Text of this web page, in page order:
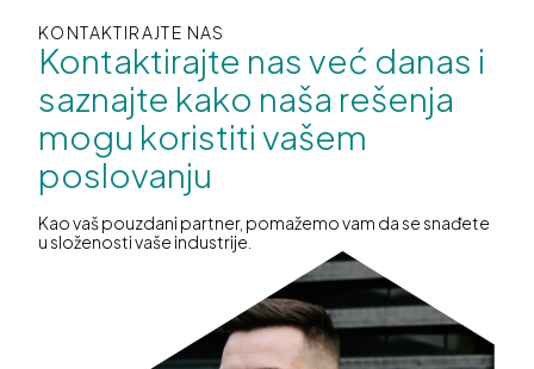
KONTAKTIRAJTE NAS
Kontaktirajte nas već danas i
saznajte kako naša rešenja
mogu koristiti vašem
poslovanju
Kao vaš pouzdani partner, pomažemo vam da se snađete
u složenosti vaše industrije.